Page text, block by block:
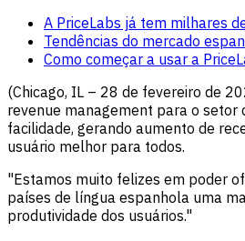
A PriceLabs já tem milhares
Tendências do mercado
Como começar a usar a
(Chicago, IL – 28 de fevereiro de
revenue management para o
facilidade, gerando aumento de
usuário melhor para todos.
"Estamos muito felizes em poder
países de língua espanhola uma
produtividade dos usuários."